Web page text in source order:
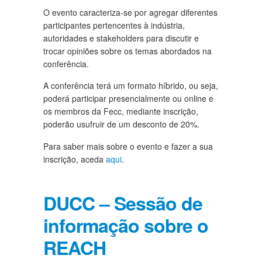
O evento caracteriza-se por agregar diferentes
participantes pertencentes à indústria,
autoridades e stakeholders para discutir e
trocar opiniões sobre os temas abordados na
conferência.
A conferência terá um formato híbrido, ou seja,
poderá participar presencialmente ou online e
os membros da Fecc, mediante inscrição,
poderão usufruir de um desconto de 20%.
Para saber mais sobre o evento e fazer a sua
inscrição, aceda aqui.
DUCC – Sessão de
informação sobre o
REACH